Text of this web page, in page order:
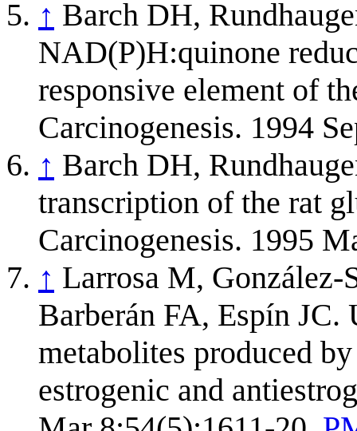
↑ Barch DH,
NAD(P)H:quinone
responsive element of
Carcinogenesis. 1994
↑ Barch DH,
transcription of the rat
Carcinogenesis. 1995
↑ Larrosa M, González-
Barberán FA, Espín
metabolites produced
estrogenic and